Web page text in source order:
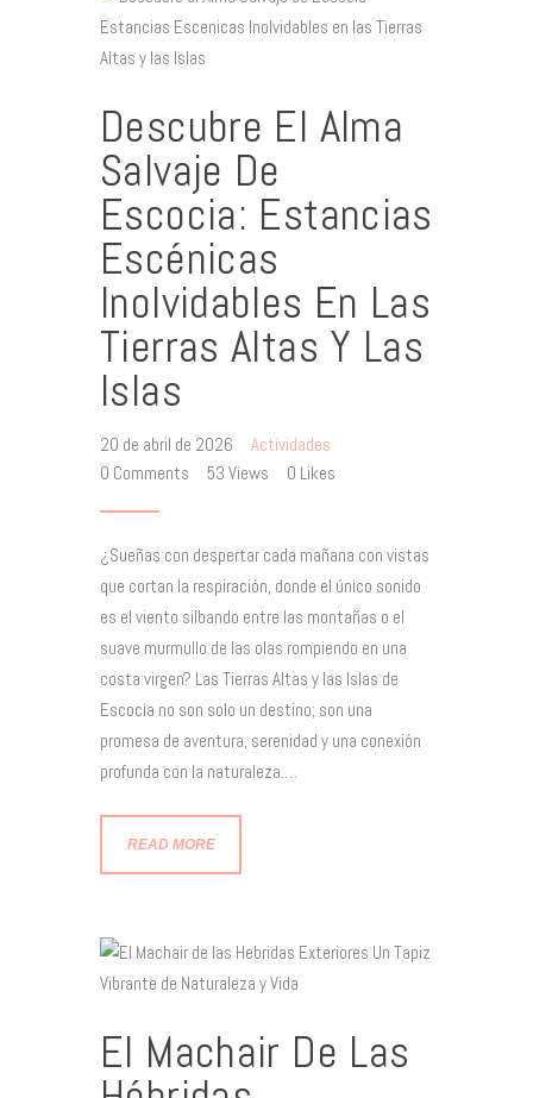
Descubre El Alma
Salvaje De
Escocia: Estancias
Escénicas
Inolvidables En Las
Tierras Altas Y Las
Islas
20 de abril de 2026
Actividades
0 Comments 53 Views 0 Likes
¿Sueñas con despertar cada mañana con vistas
que cortan la respiración, donde el único sonido
es el viento silbando entre las montañas o el
suave murmullo de las olas rompiendo en una
costa virgen? Las Tierras Altas y las Islas de
Escocia no son solo un destino; son una
promesa de aventura, serenidad y una conexión
profunda con la naturaleza.…
READ MORE
El Machair De Las